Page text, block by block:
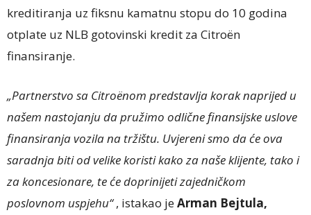
kreditiranja uz fiksnu kamatnu stopu do 10 godina
otplate uz NLB gotovinski kredit za Citroën
finansiranje.
„Partnerstvo sa Citroënom predstavlja korak naprijed u
našem nastojanju da pružimo odlične finansijske uslove
finansiranja vozila na tržištu. Uvjereni smo da će ova
saradnja biti od velike koristi kako za naše klijente, tako i
za koncesionare, te će doprinijeti zajedničkom
poslovnom uspjehu“, istakao jeArman Bejtula,